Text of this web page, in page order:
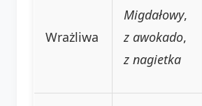
Wrażliwa
Migdałowy,
z awokado,
z nagietka